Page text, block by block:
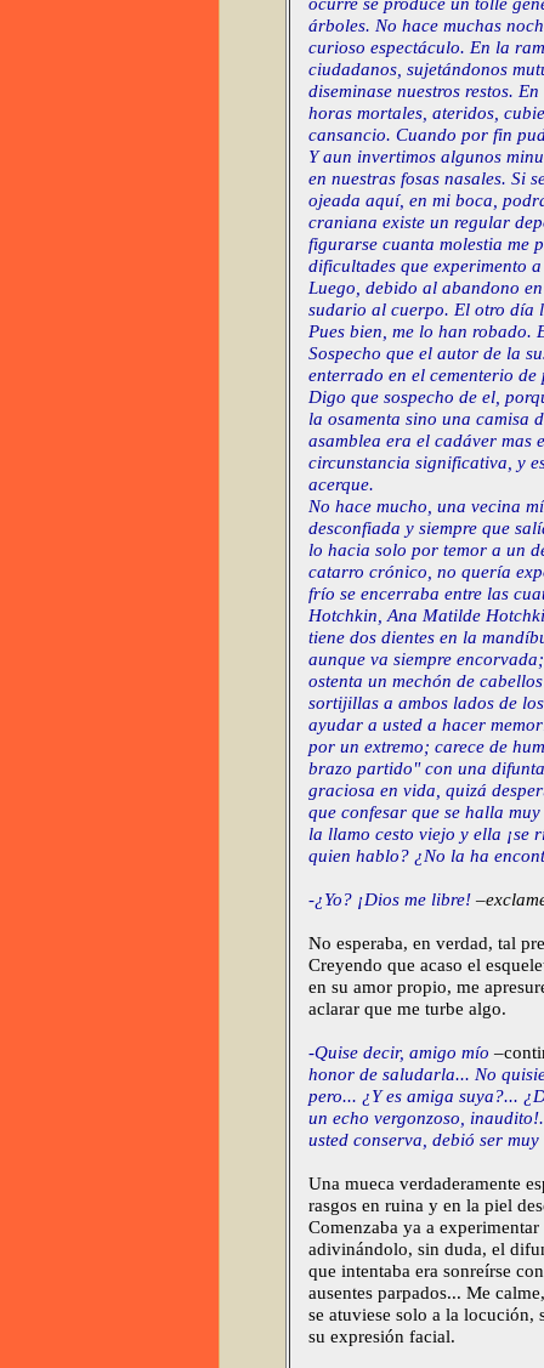
árboles. No hace muchas
curioso espectáculo. En la
ciudadanos, sujetándonos
diseminase nuestros restos.
horas mortales, ateridos,
cansancio. Cuando por fin
Y aun invertimos algunos
en nuestras fosas nasales. Si
ojeada aquí, en mi boca,
craniana existe un regular
figurarse cuanta molestia me
dificultades que experimento
Luego, debido al abandono
sudario al cuerpo. El otro día
Pues bien, me lo han robado.
Sospecho que el autor de la
enterrado en el cementerio
Digo que sospecho de el,
la osamenta sino una camisa
asamblea era el cadáver mas
circunstancia significativa, y
acerque.
No hace mucho, una vecina
desconfiada y siempre que
lo hacia solo por temor a un
catarro crónico, no quería
frío se encerraba entre las
Hotchkin, Ana Matilde
tiene dos dientes en la
aunque va siempre
ostenta un mechón de
sortijillas a ambos lados de
ayudar a usted a hacer
por un extremo; carece de
brazo partido" con una
graciosa en vida, quizá
que confesar que se halla
la llamo cesto viejo y ella ¡se
quien hablo? ¿No la ha
-¿Yo? ¡Dios me libre!
No esperaba, en verdad, tal
Creyendo que acaso el
en su amor propio, me
aclarar que me turbe algo.
-Quise decir, amigo mío
honor de saludarla... No
pero... ¿Y es amiga suya?...
un echo vergonzoso,
usted conserva, debió ser
Una mueca verdaderamente
rasgos en ruina y en la piel
Comenzaba ya a
adivinándolo, sin duda, el
que intentaba era sonreírse
ausentes parpados... Me
se atuviese solo a la
su expresión facial.